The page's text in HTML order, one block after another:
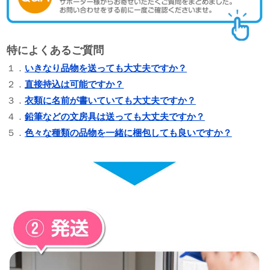
特によくあるご質問
１． いきなり品物を送っても大丈夫ですか？
２．直接持込は可能ですか？
３．衣類に名前が書いていても大丈夫ですか？
４．鉛筆などの文房具は送っても大丈夫ですか？
５．色々な種類の品物を一緒に梱包しても良いですか？